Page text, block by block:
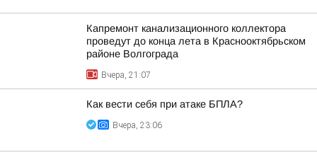
Капремонт канализационного коллектора
проведут до конца лета в Краснооктябрьском
районе Волгограда
Вчера, 21:07
Как вести себя при атаке БПЛА?
Вчера, 23:06